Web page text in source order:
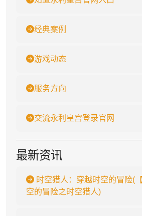
经典案例
游戏动态
服务方向
交流永利皇宫登录官网
最新资讯
时空猎人：穿越时空的冒险(
空的冒险之时空猎人)